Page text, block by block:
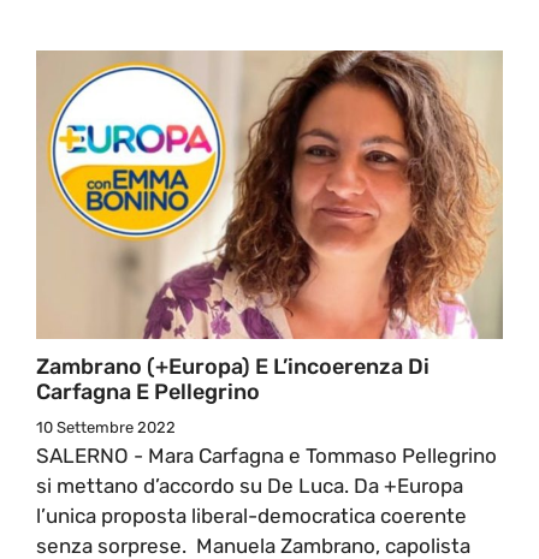
Zambrano (+Europa) E L’incoerenza Di
Carfagna E Pellegrino
10 Settembre 2022
SALERNO - Mara Carfagna e Tommaso Pellegrino
si mettano d’accordo su De Luca. Da +Europa
l’unica proposta liberal-democratica coerente
senza sorprese. Manuela Zambrano, capolista